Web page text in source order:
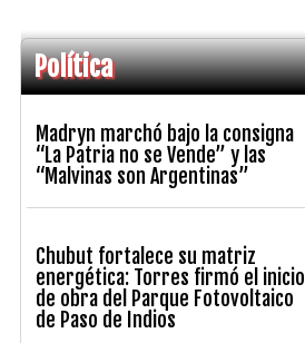
Política
Madryn marchó bajo la consigna
“La Patria no se Vende” y las
“Malvinas son Argentinas”
Chubut fortalece su matriz
energética: Torres firmó el inicio
de obra del Parque Fotovoltaico
de Paso de Indios